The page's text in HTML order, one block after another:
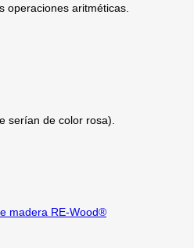
operaciones aritméticas.
serían de color rosa).